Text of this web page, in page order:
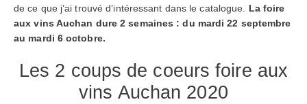
de ce que j’ai trouvé d’intéressant dans le catalogue. La foire
aux vins Auchan dure 2 semaines : du mardi 22 septembre
au mardi 6 octobre.
Les 2 coups de coeurs foire aux
vins Auchan 2020